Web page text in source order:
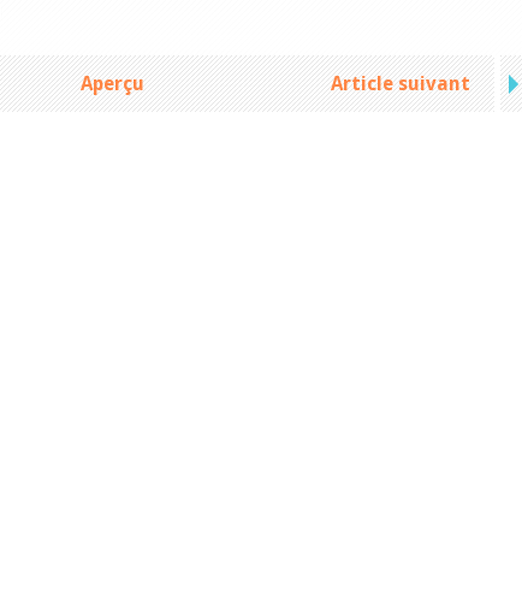
Aperçu Article suivant